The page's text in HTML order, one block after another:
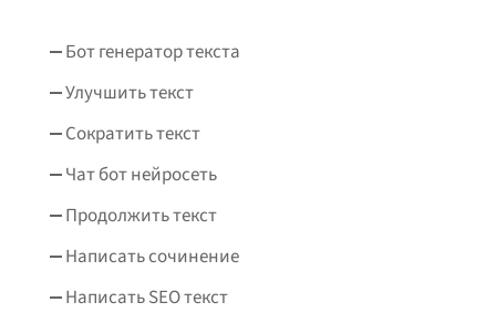
Бот генератор текста
Улучшить текст
Сократить текст
Чат бот нейросеть
Продолжить текст
Написать сочинение
Написать SEO текст